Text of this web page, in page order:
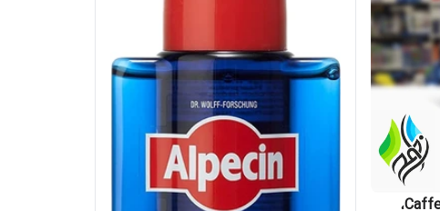
شامپو آلپسین مدل Caffeine C1،